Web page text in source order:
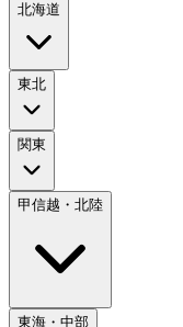
北海道
東北
関東
甲信越・北陸
東海・中部